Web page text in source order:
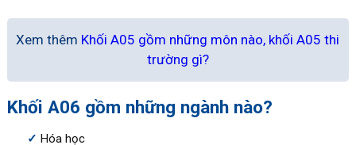
Xem thêm Khối A05 gồm những môn nào, khối A05 thi
trường gì?
Khối A06 gồm những ngành nào?
Hóa học